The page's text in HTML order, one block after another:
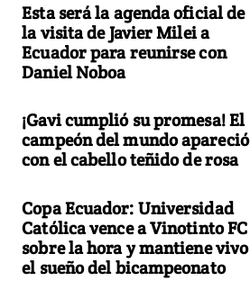
Esta será la agenda oficial de
la visita de Javier Milei a
Ecuador para reunirse con
Daniel Noboa
¡Gavi cumplió su promesa! El
campeón del mundo apareció
con el cabello teñido de rosa
Copa Ecuador: Universidad
Católica vence a Vinotinto FC
sobre la hora y mantiene vivo
el sueño del bicampeonato